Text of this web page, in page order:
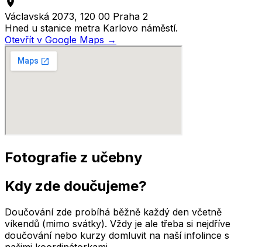
Václavská 2073, 120 00 Praha 2
Hned u stanice metra Karlovo náměstí.
Otevřít v Google Maps →
Fotografie z učebny
Kdy zde doučujeme?
Doučování zde probíhá běžně každý den včetně
víkendů (mimo svátky). Vždy je ale třeba si nejdříve
doučování nebo kurzy domluvit na naší infolince s